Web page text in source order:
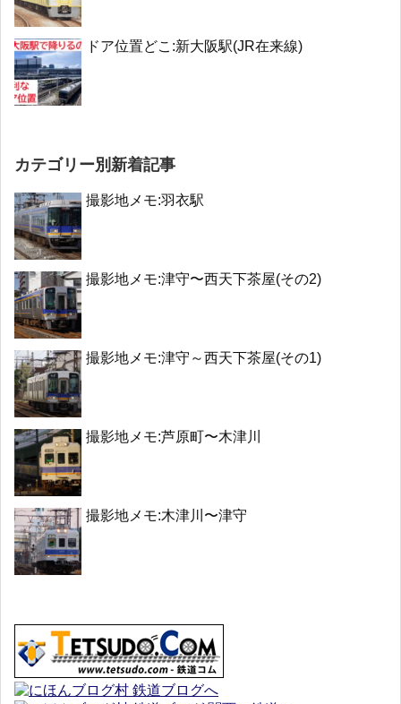
ドア位置どこ:新大阪駅(JR在来線)
カテゴリー別新着記事
撮影地メモ:羽衣駅
撮影地メモ:津守〜西天下茶屋(その2)
撮影地メモ:津守～西天下茶屋(その1)
撮影地メモ:芦原町〜木津川
撮影地メモ:木津川〜津守